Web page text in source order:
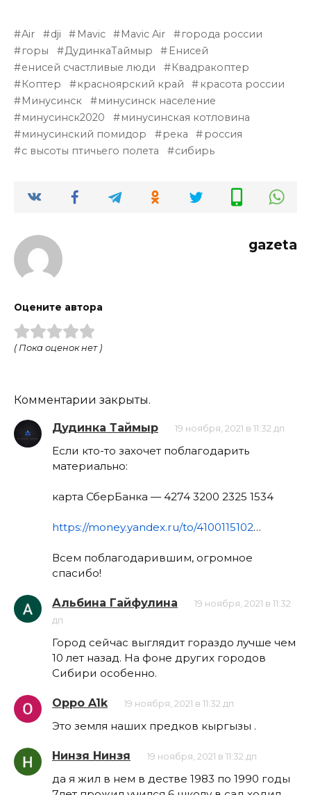
Air dji Mavic Mavic Air
города россии
горы
ДудинкаТаймыр
Енисей
енисей счастливые люди
Квадракоптер
Коптер
красноярский край
красота россии
Минусинск
минусинск население
минусинск2020
минусинская котловина
минусинский помидор
река
россия
с высоты птичьего полета
сибирь
gazeta
Оцените автора
( Пока оценок нет )
Комментарии закрыты.
Дудинка Таймыр 19 ноября, 2021 в 11:32 дп
Если кто-то захочет поблагодарить
материально:
карта СберБанка — 4274 3200 2325 1534
https://money.yandex.ru/to/4100115102…
Всем поблагодарившим, огромное
спасибо!
Альбина Гайфулина
19 ноября, 2021 в 11:32
дп
Город сейчас выглядит гораздо лучше чем
10 лет назад. На фоне других городов
Сибири особенно.
Oppo A1k 19 ноября, 2021 в 11:32 дп
Это земля наших предков кыргызы .
Нинзя Нинзя 19 ноября, 2021 в 11:32 дп
да я жил в нем в дестве 1983 по 1990 годы